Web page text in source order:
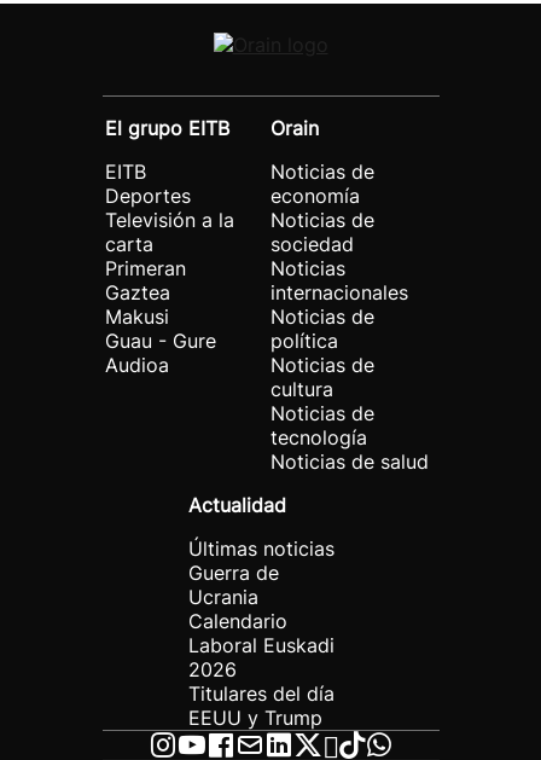
El grupo EITB
EITB
Deportes
Televisión a la
carta
Primeran
Gaztea
Makusi
Guau - Gure
Audioa
Orain
Noticias de
economía
Noticias de
sociedad
Noticias
internacionales
Noticias de
política
Noticias de
cultura
Noticias de
tecnología
Noticias de salud
Actualidad
Últimas noticias
Guerra de
Ucrania
Calendario
Laboral Euskadi
2026
Titulares del día
EEUU y Trump